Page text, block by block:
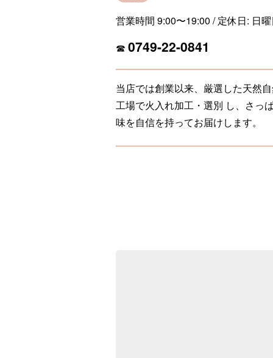
営業時間 9:00〜19:00 / 定休日: 日曜
☎︎0749-22-0841
当店では創業以来、厳選した天然
工場で火入れ加工・選別 し、さっ
味を自信を持ってお届けします。